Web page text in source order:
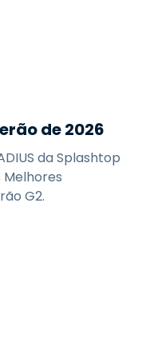
de 2026
da Splashtop
G2.